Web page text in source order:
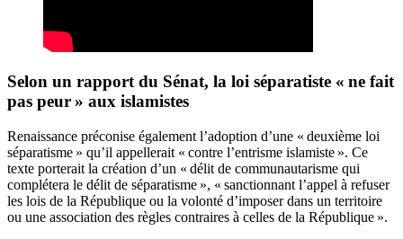
Selon un rapport du Sénat, la loi séparatiste « ne fait
pas peur » aux islamistes
Renaissance préconise également l’adoption d’une « deuxième loi
séparatisme » qu’il appellerait « contre l’entrisme islamiste ». Ce
texte porterait la création d’un « délit de communautarisme qui
complétera le délit de séparatisme », « sanctionnant l’appel à refuser
les lois de la République ou la volonté d’imposer dans un territoire
ou une association des règles contraires à celles de la République ».